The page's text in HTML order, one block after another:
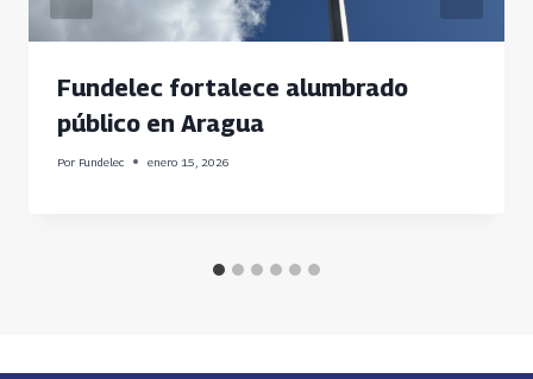
Fundelec fortalece alumbrado
público en Aragua
Por Fundelec enero 15, 2026